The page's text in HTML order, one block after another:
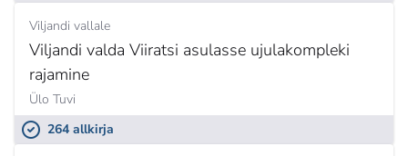
Viljandi vallale
Viljandi valda Viiratsi asulasse ujulakompleki
rajamine
Ülo Tuvi
264 allkirja